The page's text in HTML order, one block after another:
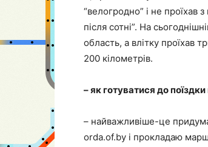
“велогродно” і не проїхав
після сотні”. На
область, а влітку проїхав
200 кілометрів.
– як готуватися до
– найважливіше-це
orda.of.by і прокладаю